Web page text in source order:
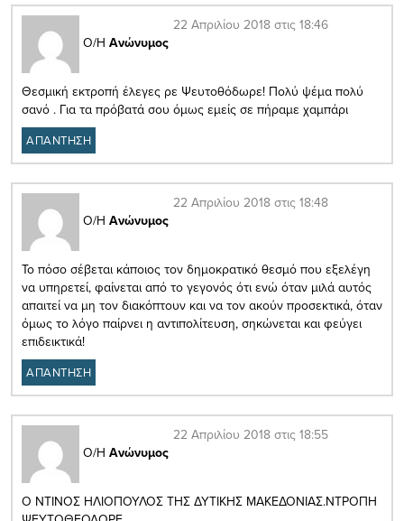
Ο/Η Ανώνυμος
22 Απριλίου 2018 στις 18:46
Θεσμική εκτροπή έλεγες ρε Ψευτοθόδωρε! Πολύ ψέμα πολύ
σανό . Για τα πρόβατά σου όμως εμείς σε πήραμε χαμπάρι
ΑΠΑΝΤΗΣΗ
Ο/Η Ανώνυμος
22 Απριλίου 2018 στις 18:48
Το πόσο σέβεται κάποιος τον δημοκρατικό θεσμό που εξελέγη
να υπηρετεί, φαίνεται από το γεγονός ότι ενώ όταν μιλά αυτός
απαιτεί να μη τον διακόπτουν και να τον ακούν προσεκτικά, όταν
όμως το λόγο παίρνει η αντιπολίτευση, σηκώνεται και φεύγει
επιδεικτικά!
ΑΠΑΝΤΗΣΗ
Ο/Η Ανώνυμος
22 Απριλίου 2018 στις 18:55
Ο ΝΤΙΝΟΣ ΗΛΙΟΠΟΥΛΟΣ ΤΗΣ ΔΥΤΙΚΗΣ ΜΑΚΕΔΟΝΙΑΣ.ΝΤΡΟΠΗ